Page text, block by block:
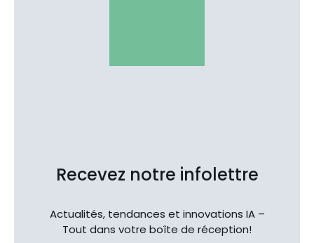
Recevez notre infolettre
Actualités, tendances et innovations IA –
Tout dans votre boîte de réception!